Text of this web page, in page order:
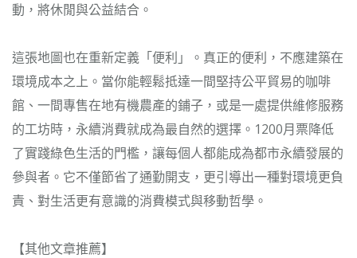
動，將休閒與公益結合。
這張地圖也在重新定義「便利」。真正的便利，不應建築在
環境成本之上。當你能輕鬆抵達一間堅持公平貿易的咖啡
館、一間專售在地有機農產的鋪子，或是一處提供維修服務
的工坊時，永續消費就成為最自然的選擇。1200月票降低
了實踐綠色生活的門檻，讓每個人都能成為都市永續發展的
參與者。它不僅節省了通勤開支，更引導出一種對環境更負
責、對生活更有意識的消費模式與移動哲學。
【其他文章推薦】